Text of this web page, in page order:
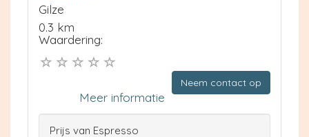
Gilze
0.3 km
Waardering:
Neem contact op
Meer informatie
Prijs van Espresso